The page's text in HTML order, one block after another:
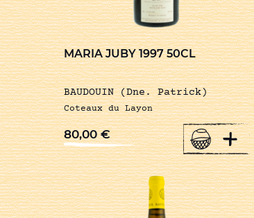
MARIA JUBY 1997 50CL
BAUDOUIN (Dne. Patrick)
Coteaux du Layon
80,00€ +